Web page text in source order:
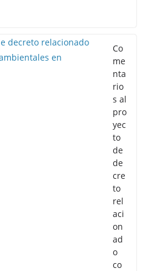
Co
me
nta
rio
s al
pro
yec
to
de
de
cre
to
rel
aci
on
ad
o
co